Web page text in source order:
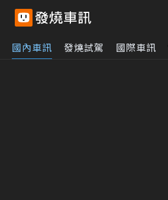
國內車訊 發燒試駕 國際車訊